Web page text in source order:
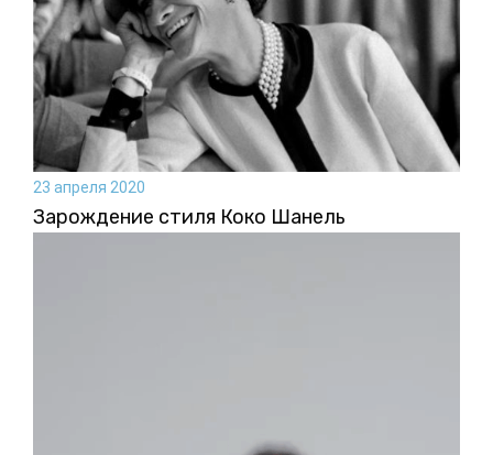
23 апреля 2020
Зарождение стиля Коко Шанель